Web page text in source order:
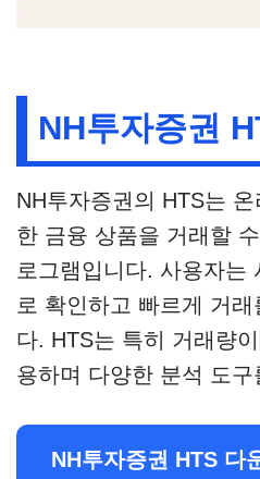
NH투자증권
NH투자증권의 HTS는
한 금융 상품을 거래할
로그램입니다. 사용자는
로 확인하고 빠르게 거래
다. HTS는 특히 거래량
용하며 다양한 분석 도구
NH투자증권 HTS 다